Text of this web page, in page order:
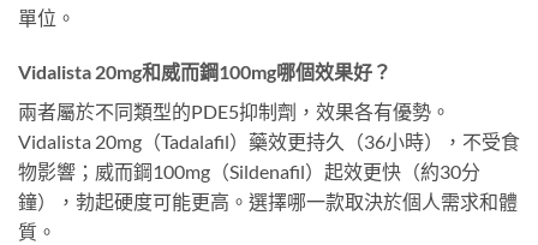
單位。
Vidalista 20mg和威而鋼100mg哪個效果好？
兩者屬於不同類型的PDE5抑制劑，效果各有優勢。
Vidalista 20mg（Tadalafil）藥效更持久（36小時），不受食
物影響；威而鋼100mg（Sildenafil）起效更快（約30分
鐘），勃起硬度可能更高。選擇哪一款取決於個人需求和體
質。